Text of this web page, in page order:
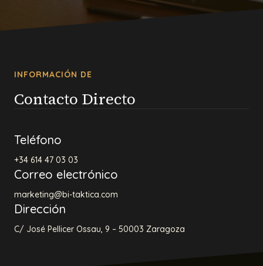
INFORMACIÓN DE
Contacto Directo
Teléfono
+34 614 47 03 03
Correo electrónico
marketing@bi-taktica.com
Dirección
C/ José Pellicer Ossau, 9 – 50003 Zaragoza